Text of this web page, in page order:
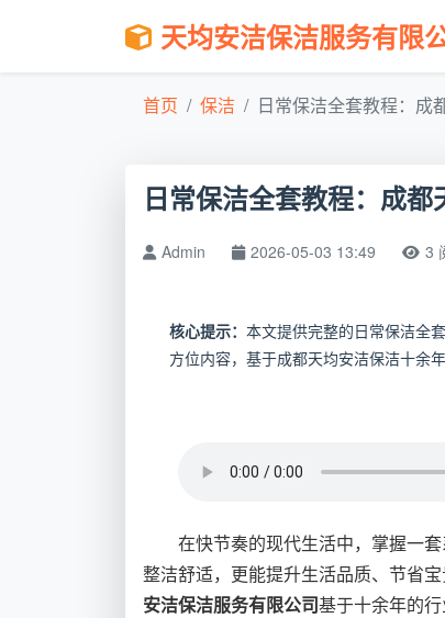
天均安洁保洁服务有限
首页 保洁 日常保洁全套教程：成
日常保洁全套教程：成
Admin 2026-05-03 13:49 3
核心提示： 本文提供完整的日常保洁全
方位内容，基于成都天均安洁保洁十余
在快节奏的现代生活中，掌握一
整洁舒适，更能提升生活品质、节省
安洁保洁服务有限公司基于十余年的